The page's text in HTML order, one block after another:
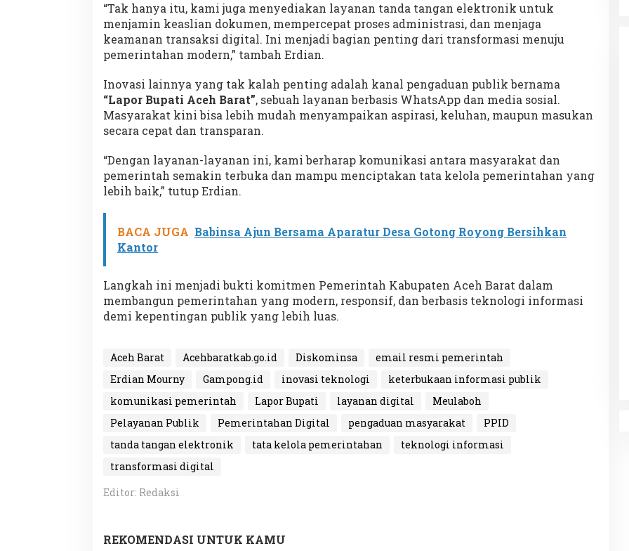
“Tak hanya itu, kami juga menyediakan layanan tanda tangan elektronik untuk
menjamin keaslian dokumen, mempercepat proses administrasi, dan menjaga
keamanan transaksi digital. Ini menjadi bagian penting dari transformasi menuju
pemerintahan modern,” tambah Erdian.
Inovasi lainnya yang tak kalah penting adalah kanal pengaduan publik bernama
“Lapor Bupati Aceh Barat”, sebuah layanan berbasis WhatsApp dan media sosial.
Masyarakat kini bisa lebih mudah menyampaikan aspirasi, keluhan, maupun masukan
secara cepat dan transparan.
“Dengan layanan-layanan ini, kami berharap komunikasi antara masyarakat dan
pemerintah semakin terbuka dan mampu menciptakan tata kelola pemerintahan yang
lebih baik,” tutup Erdian.
BACA JUGA Babinsa Ajun Bersama Aparatur Desa Gotong Royong Bersihkan
Kantor
Langkah ini menjadi bukti komitmen Pemerintah Kabupaten Aceh Barat dalam
membangun pemerintahan yang modern, responsif, dan berbasis teknologi informasi
demi kepentingan publik yang lebih luas.
Aceh Barat Acehbaratkab.go.id Diskominsa
email resmi pemerintah
Erdian Mourny
Gampong.id inovasi teknologi
keterbukaan informasi publik
komunikasi pemerintah
Lapor Bupati layanan digital
Meulaboh
Pelayanan Publik
Pemerintahan Digital pengaduan masyarakat
PPID
tanda tangan elektronik
tata kelola pemerintahan
teknologi informasi
transformasi digital
Editor: Redaksi
REKOMENDASI UNTUK KAMU